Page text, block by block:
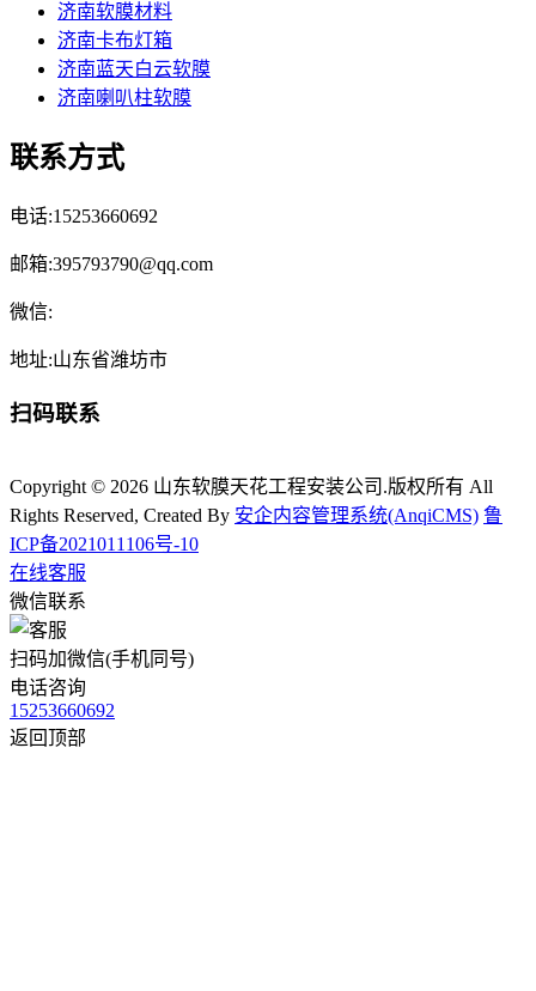
济南软膜材料
济南卡布灯箱
济南蓝天白云软膜
济南喇叭柱软膜
联系方式
电话:15253660692
邮箱:395793790@qq.com
微信:
地址:山东省潍坊市
扫码联系
Copyright © 2026 山东软膜天花工程安装公司.版权所有 All
Rights Reserved, Created By 安企内容管理系统(AnqiCMS) 鲁
ICP备2021011106号-10
在线客服
微信联系
扫码加微信(手机同号)
电话咨询
15253660692
返回顶部